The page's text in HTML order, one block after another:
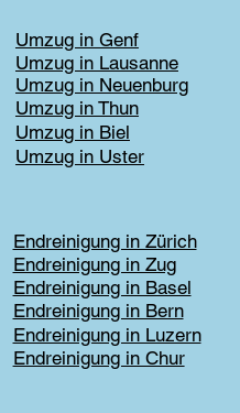
Endreinigung in Zürich
Endreinigung in Zug
Endreinigung in Basel
Endreinigung in Bern
Endreinigung in Luzern
Endreinigung in Chur
Umzug in Genf
Umzug in Lausanne
Umzug in Neuenburg
Umzug in Thun
Umzug in Biel
Umzug in Uster